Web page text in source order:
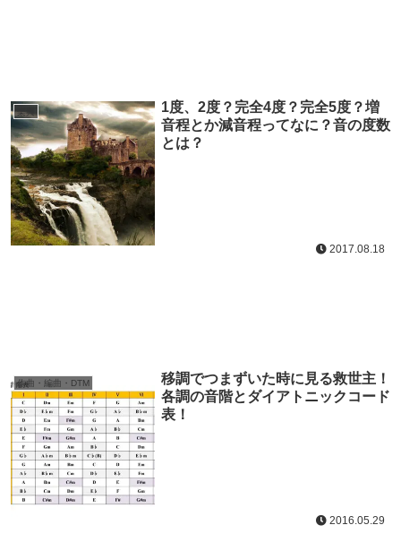
楽典
1度、2度？完全4度？完全5度？増
音程とか減音程ってなに？音の度数
とは？
2017.08.18
作曲・編曲・DTM
移調でつまずいた時に見る救世主！
各調の音階とダイアトニックコード
表！
2016.05.29